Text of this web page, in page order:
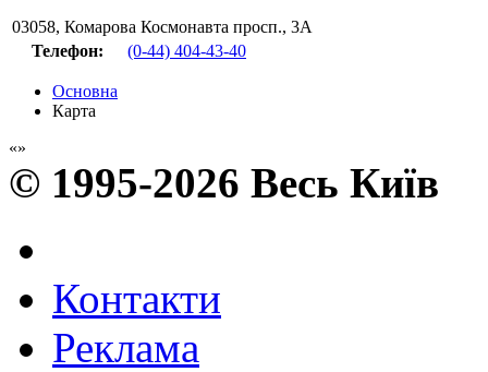
03058, Комарова Космонавта просп., 3А
Телефон:
(0-44) 404-43-40
Основна
Карта
© 1995-2026 Весь Київ
Контакти
Реклама